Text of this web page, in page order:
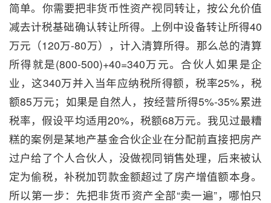
简单。你需要把非货币性资产视同转让，按公允价值
减去计税基础确认转让所得。上例中设备转让所得40
万元（120万-80万），计入清算所得。那么总的清算
所得就是(800-500)+40=340万元。合伙人如果是企
业，这340万并入当年应纳税所得额，税率25%，税
额85万元；如果是自然人，按经营所得5%-35%累进
税率，假设平均适用20%，税额68万元。我见过最糟
糕的案例是某地产基金合伙企业在分配前直接把房产
过户给了个人合伙人，没做视同销售处理，后来被认
定为偷税，补税加罚款金额超过了房产增值额本身。
所以第一步：先把非货币资产全部“卖一遍”，哪怕只